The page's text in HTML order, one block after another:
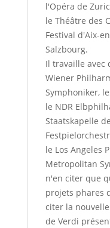
l'Opéra de
le Théâtre des
Festival d'Aix-
Salzbourg.
Il travaille avec
Wiener
Symphoniker,
le NDR
Staatskapelle
le Los Angeles
Metropolitan
n'en citer que
projets phares
citer la
de Verdi